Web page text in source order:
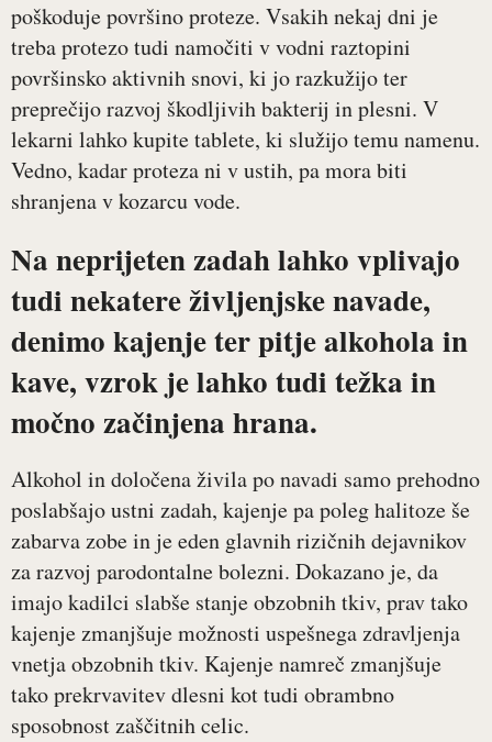
poškoduje površino proteze. Vsakih nekaj dni je
treba protezo tudi namočiti v vodni raztopini
površinsko aktivnih snovi, ki jo razkužijo ter
preprečijo razvoj škodljivih bakterij in plesni. V
lekarni lahko kupite tablete, ki služijo temu namenu.
Vedno, kadar proteza ni v ustih, pa mora biti
shranjena v kozarcu vode.
Na neprijeten zadah lahko vplivajo
tudi nekatere življenjske navade,
denimo kajenje ter pitje alkohola in
kave, vzrok je lahko tudi težka in
močno začinjena hrana.
Alkohol in določena živila po navadi samo prehodno
poslabšajo ustni zadah, kajenje pa poleg halitoze še
zabarva zobe in je eden glavnih rizičnih dejavnikov
za razvoj parodontalne bolezni. Dokazano je, da
imajo kadilci slabše stanje obzobnih tkiv, prav tako
kajenje zmanjšuje možnosti uspešnega zdravljenja
vnetja obzobnih tkiv. Kajenje namreč zmanjšuje
tako prekrvavitev dlesni kot tudi obrambno
sposobnost zaščitnih celic.